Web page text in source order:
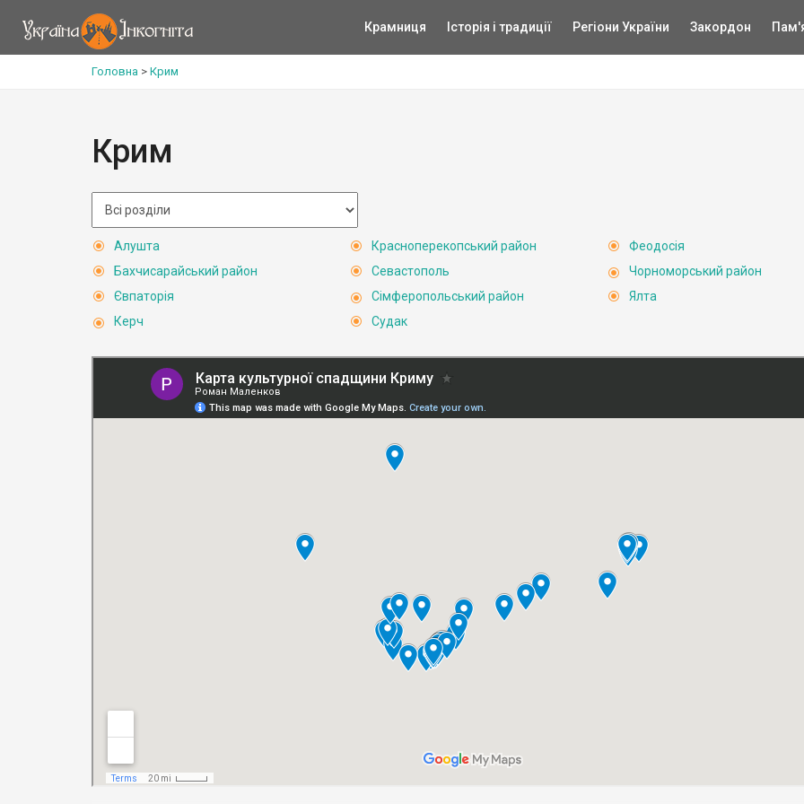
Крамниця Історія і традиції Регіони України Закордон
Головна > Крим
Крим
Алушта
Бахчисарайський район
Євпаторія
Керч
Красноперекопський район
Севастополь
Сімферопольський район
Судак
Феодосія
Чорноморський район
Ялта